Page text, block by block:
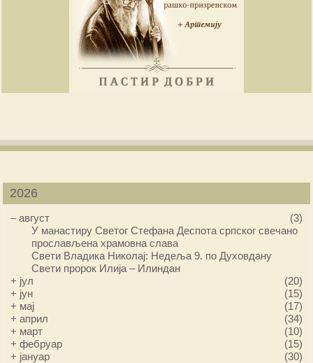
2026
–август
(3)
У манастиру Светог Стефана Деспота српског свечано
прослављена храмовна слава
Свети Владика Николај: Недеља 9. по Духовдану
Свети пророк Илија – Илиндан
+ јул
(20)
+ јун
(15)
+ мај
(17)
+април
(34)
+ март
(10)
+фебруар
(15)
+ јануар (30)